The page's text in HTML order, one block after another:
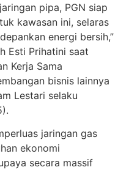
pipa, PGN siap
kawasan ini, selaras
energi bersih,”
Esti Prihatini saat
Kerja Sama
bisnis lainnya
Lestari selaku
jaringan gas
ekonomi
secara massif